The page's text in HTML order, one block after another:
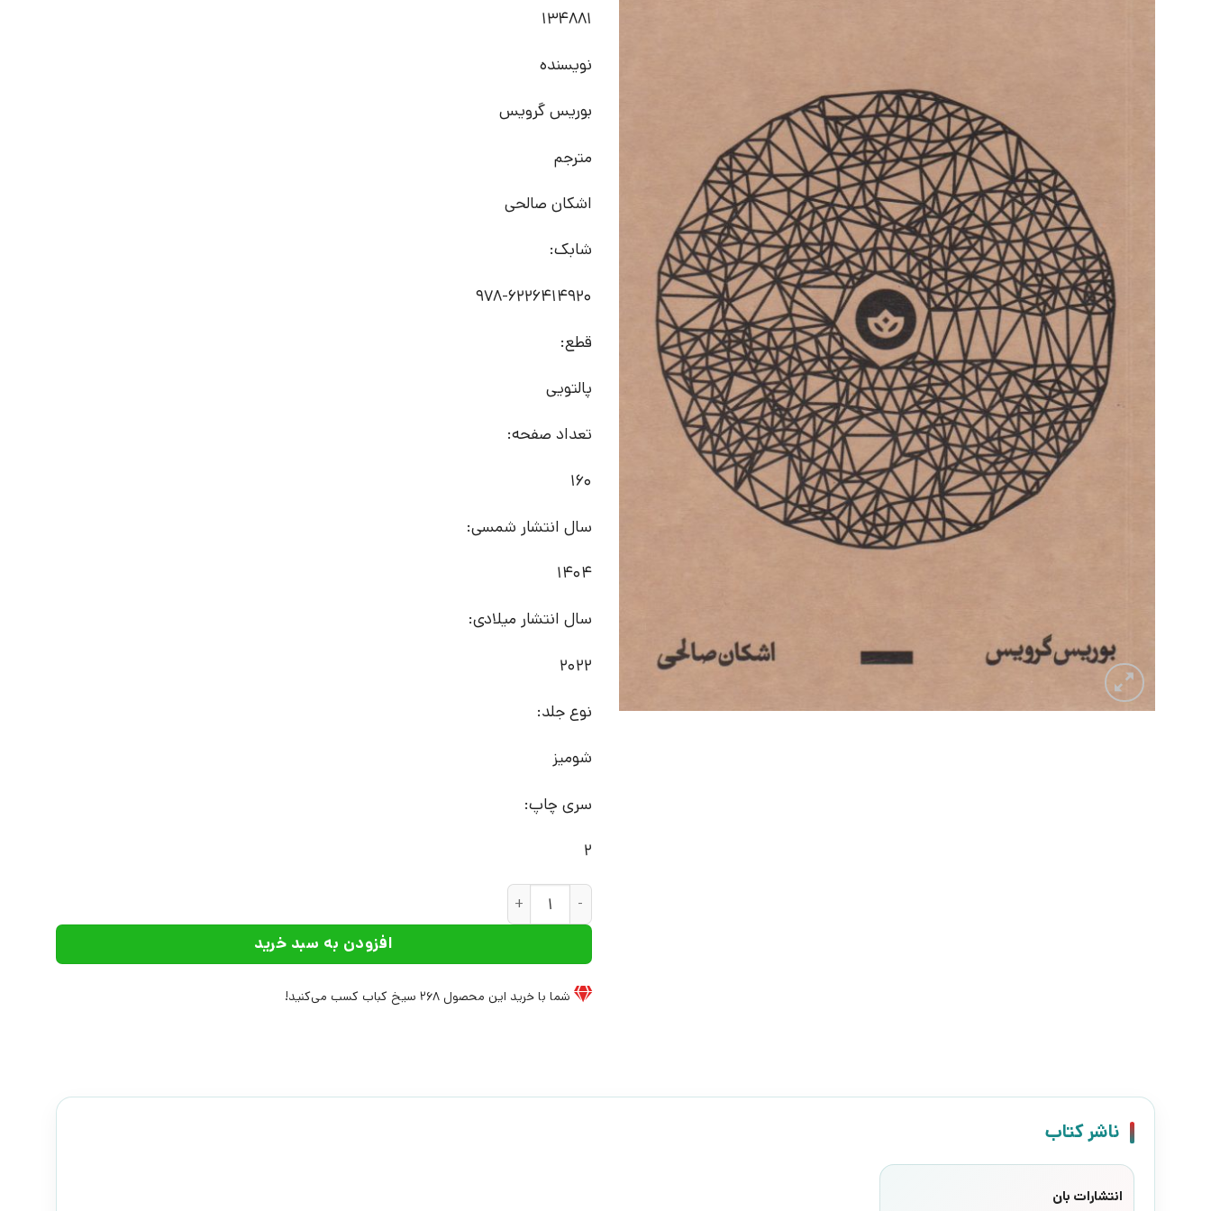
134881
نویسنده
بوریس گرویس
مترجم
اشکان صالحی
شابک:
978-6226414920
قطع:
پالتویی
تعداد صفحه:
160
سال انتشار شمسی:
1404
سال انتشار میلادی:
2022
نوع جلد:
شومیز
سری چاپ:
2
کتاب فلسفه ی مراقبت | انتشارات بان عدد
افزودن به سبد خرید
شما با خرید این محصول 268 سیخ کباب کسب می‌کنید!
ناشر کتاب
انتشارات بان